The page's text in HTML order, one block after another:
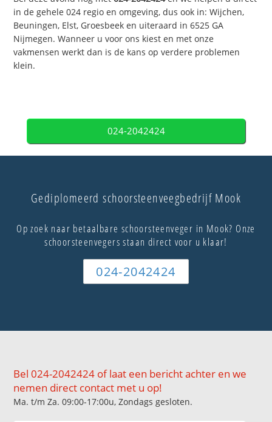
in de gehele 024 regio en omgeving, dus ook in: Wijchen,
Beuningen, Elst, Groesbeek en uiteraard in 6525 GA
Nijmegen. Wanneer u voor ons kiest en met onze
vakmensen werkt dan is de kans op verdere problemen
klein.
024-2042424
Gediplomeerd schoorsteenveegbedrijf Mook
Op zoek naar betaalbare schoorsteenveger in Mook? Onze
schoorsteenvegers staan direct voor u klaar!
024-2042424
Bel 024-2042424 of laat een bericht achter en we
nemen direct contact met u op!
Ma. t/m Za. 09:00-17:00u, Zondags gesloten.